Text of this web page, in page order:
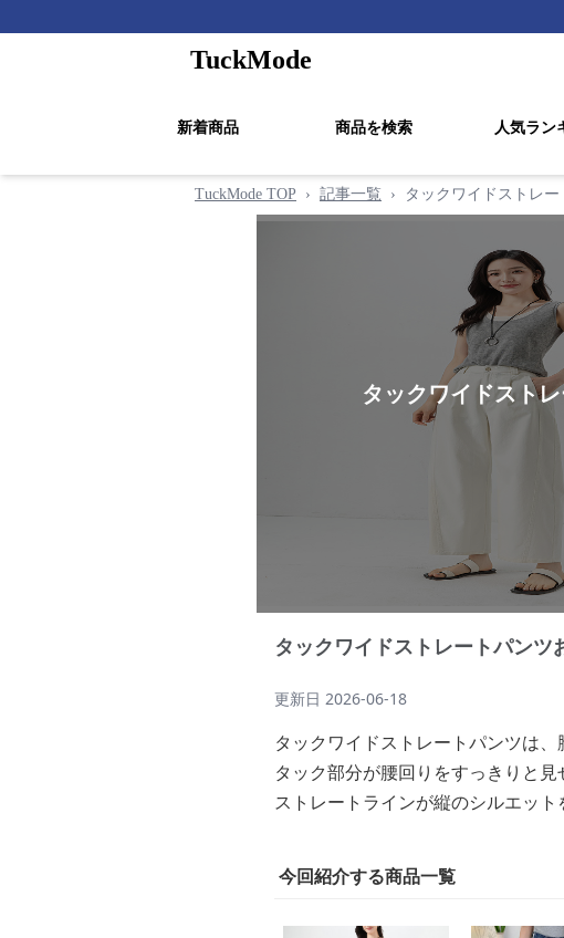
TuckMode
新着商品 商品を検索 人気ラン
TuckMode TOP › 記事一覧 › タックワイドストレ
タックワイドスト
タックワイドストレートパン
更新日 2026-06-18
タックワイドストレートパンツは
タック部分が腰回りをすっきりと
ストレートラインが縦のシルエット
今回紹介する商品一覧